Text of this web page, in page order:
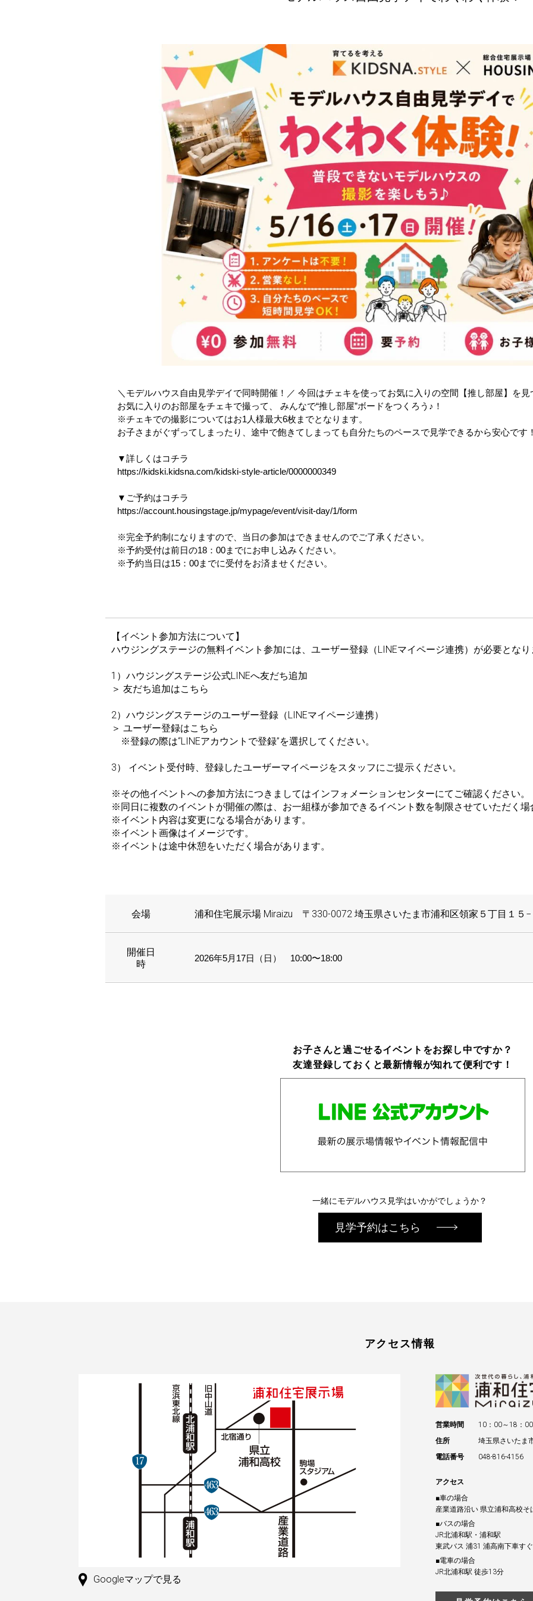
＼モデルハウス自由見学デイで同時開催！／ 今回はチェキを使ってお気に入りの空間【推し部屋】を
お気に入りのお部屋をチェキで撮って、 みんなで“推し部屋”ボードをつくろう♪！
※チェキでの撮影についてはお1人様最大6枚までとなります。
お子さまがぐずってしまったり、途中で飽きてしまっても自分たちのペースで見学できるから安心です
▼詳しくはコチラ
https://kidski.kidsna.com/kidski-style-article/0000000349
▼ご予約はコチラ
https://account.housingstage.jp/mypage/event/visit-day/1/form
※完全予約制になりますので、当日の参加はできませんのでご了承ください。
※予約受付は前日の18：00までにお申し込みください。
※予約当日は15：00までに受付をお済ませください。
【イベント参加方法について】
ハウジングステージの無料イベント参加には、ユーザー登録（LINEマイページ連携）が必要とな
1）ハウジングステージ公式LINEへ友だち追加
＞ 友だち追加はこちら
2）ハウジングステージのユーザー登録（LINEマイページ連携）
＞ ユーザー登録はこちら
※登録の際は“LINEアカウントで登録”を選択してください。
3） イベント受付時、登録したユーザーマイページをスタッフにご提示ください。
※その他イベントへの参加方法につきましてはインフォメーションセンターにてご確認ください。
※同日に複数のイベントが開催の際は、お一組様が参加できるイベント数を制限させていただく
※イベント内容は変更になる場合があります。
※イベント画像はイメージです。
※イベントは途中休憩をいただく場合があります。
会場 浦和住宅展示場 Miraizu 〒330-0072 埼玉県さいたま市浦和区領家５丁目１５
開催日
時
2026年5月17日（日） 10:00〜18:00
お子さんと過ごせるイベントをお探し中ですか？
友達登録しておくと最新情報が知れて便利です！
一緒にモデルハウス見学はいかがでしょうか？
見学予約はこちら
アクセス情報
Googleマップで見る
営業時間
10：00～18：00
住所
埼玉県さいたま
電話番号
048-816-4156
アクセス
■車の場合
産業道路沿い 県立浦和高校そ
■バスの場合
JR北浦和駅・浦和駅
東武バス 浦31 浦高南下車すぐ
■電車の場合
JR北浦和駅 徒歩13分